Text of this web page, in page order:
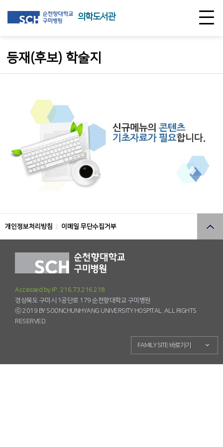
의학도서관
등재(후보) 학술지
개인정보처리방침 이메일 무단수집거부
Accessed by IP : 216.73.216.218
경상북도 구미시 1공단로 179 순천향대학교 구미병원
ⓒ 2019 BY SOONCHUNHYANG UNIVERSITY HOSPITAL. ALL RIGHTS
RESERVED.
FAMILY SITE 바로가기